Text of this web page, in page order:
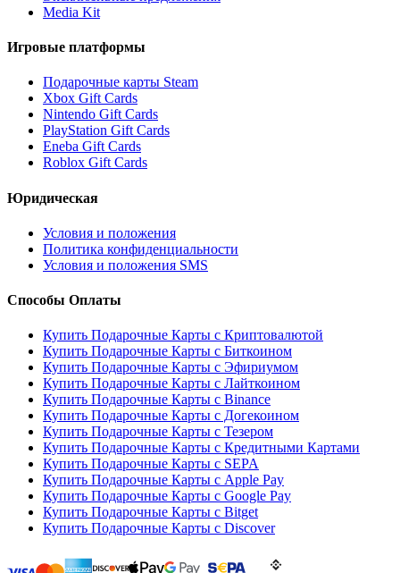
Media Kit
Игровые платформы
Подарочные карты Steam
Xbox Gift Cards
Nintendo Gift Cards
PlayStation Gift Cards
Eneba Gift Cards
Roblox Gift Cards
Юридическая
Условия и положения
Политика конфиденциальности
Условия и положения SMS
Способы Оплаты
Купить Подарочные Карты с Криптовалютой
Купить Подарочные Карты с Биткоином
Купить Подарочные Карты с Эфириумом
Купить Подарочные Карты с Лайткоином
Купить Подарочные Карты с Binance
Купить Подарочные Карты с Догекоином
Купить Подарочные Карты с Тезером
Купить Подарочные Карты с Кредитными Картами
Купить Подарочные Карты с SEPA
Купить Подарочные Карты с Apple Pay
Купить Подарочные Карты с Google Pay
Купить Подарочные Карты с Bitget
Купить Подарочные Карты с Discover